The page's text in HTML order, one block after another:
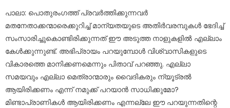
പാലാ: പൊതുരംഗത്ത് പ്രവർത്തിക്കുന്നവർ
മതനേതാക്കന്മാരെക്കുറിച്ച് മാന്യതയുടെ അതിർവരമ്പുകൾ ഭേദിച്ച്
സംസാരിച്ചുകൊണ്ടിരിക്കുന്നത് ഈ അടുത്ത നാളുകളിൽ എല്ലാം
കേൾക്കുന്നുണ്ട്. അഭിപ്രായം പറയുമ്പോൾ വിശ്വാസികളുടെ
വികാരത്തെ മാനിക്കണമെന്നും പിതാവ് പറഞ്ഞു. എല്ലാ
സമയവും എല്ലാ മെത്രാന്മാരും വൈദികരും ന്യൂട്രൽ
ആയിരിക്കണം എന്ന് നമുക്ക് പറയാൻ സാധിക്കുമോ?
മിണ്ടാപ്രാണികൾ ആയിരിക്കണം എന്നല്ലേ ഈ പറയുന്നതിന്റെ